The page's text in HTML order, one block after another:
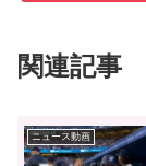
関連記事
ニュース動画